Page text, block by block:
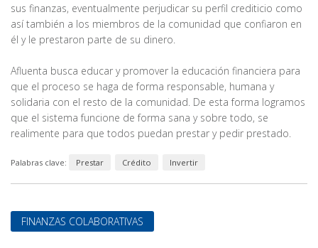
sus finanzas, eventualmente perjudicar su perfil crediticio como
así también a los miembros de la comunidad que confiaron en
él y le prestaron parte de su dinero.
Afluenta busca educar y promover la educación financiera para
que el proceso se haga de forma responsable, humana y
solidaria con el resto de la comunidad. De esta forma logramos
que el sistema funcione de forma sana y sobre todo, se
realimente para que todos puedan prestar y pedir prestado.
Palabras clave: Prestar Crédito Invertir
FINANZAS COLABORATIVAS